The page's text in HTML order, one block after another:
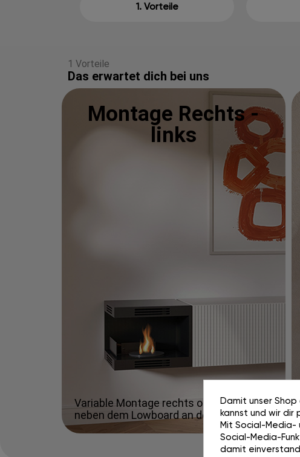
1. Vorteile
1 Vorteile
Das erwartet dich bei uns
Montage Rechts -
links
Variable Montage rechts oder links
neben dem Lowboard an der Wand.
Damit unser
kannst und wir dir
Mit Social-
Social-Media-
damit